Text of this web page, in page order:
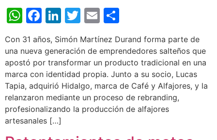
WhatsApp
Facebook
LinkedIn
Twitter
Email
Con 31 años, Simón Martínez Durand forma parte de
una nueva generación de emprendedores salteños que
apostó por transformar un producto tradicional en una
marca con identidad propia. Junto a su socio, Lucas
Tapia, adquirió Hidalgo, marca de Café y Alfajores, y la
relanzaron mediante un proceso de rebranding,
profesionalizando la producción de alfajores
artesanales […]